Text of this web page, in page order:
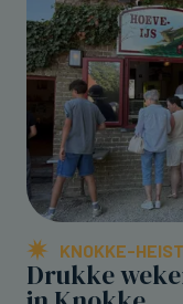
KNOKKE-HEIST
Drukke